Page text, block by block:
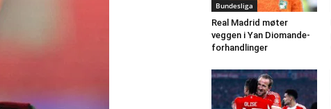
Bundesliga
Real Madrid møter
veggen i Yan Diomande-
forhandlinger